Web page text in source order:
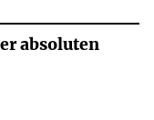
absoluten